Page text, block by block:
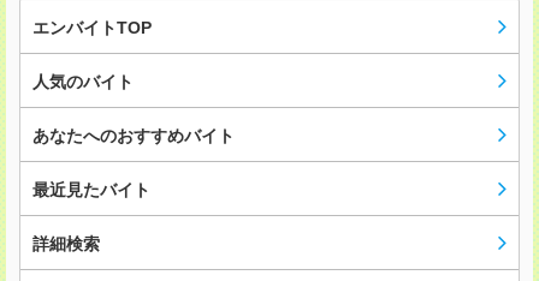
エンバイトTOP
人気のバイト
あなたへのおすすめバイト
最近見たバイト
詳細検索